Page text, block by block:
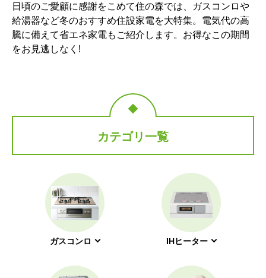
日頃のご愛顧に感謝をこめて住の森では、ガスコンロや
給湯器など冬のおすすめ住設家電を大特集。電気代の高
騰に備えて省エネ家電もご紹介します。お得なこの期間
をお見逃しなく!
カテゴリ一覧
ガスコンロ IHヒーター